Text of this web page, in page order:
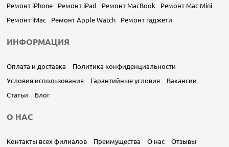
Ремонт iPhone Ремонт iPad Ремонт MacBook
Ремонт Mac Mini
Ремонт iMac
Ремонт Apple Watch Ремонт гаджети
ИНФОРМАЦИЯ
Оплата и доставка
Политика конфиденциальности
Условия использования
Гарантийные условия
Вакансии
Статьи
Блог
О НАС
Контакты всех филиалов Преимущества О нас Отзывы